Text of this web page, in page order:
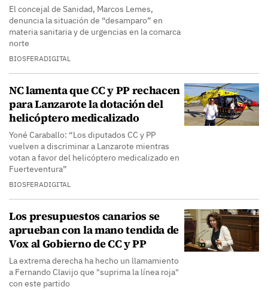
El concejal de Sanidad, Marcos Lemes,
denuncia la situación de “desamparo” en
materia sanitaria y de urgencias en la comarca
norte
BIOSFERADIGITAL
NC lamenta que CC y PP rechacen
para Lanzarote la dotación del
helicóptero medicalizado
Yoné Caraballo: “Los diputados CC y PP
vuelven a discriminar a Lanzarote mientras
votan a favor del helicóptero medicalizado en
Fuerteventura”
BIOSFERADIGITAL
Los presupuestos canarios se
aprueban con la mano tendida de
Vox al Gobierno de CC y PP
La extrema derecha ha hecho un llamamiento
a Fernando Clavijo que "suprima la línea roja"
con este partido